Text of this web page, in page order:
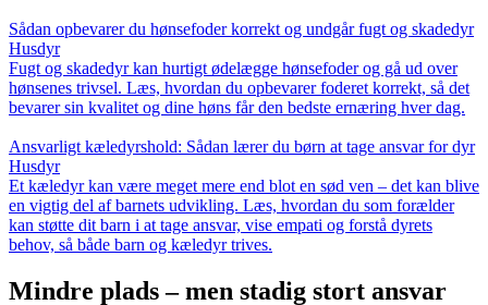
Sådan opbevarer du hønsefoder korrekt og undgår fugt og skadedyr
Husdyr
Fugt og skadedyr kan hurtigt ødelægge hønsefoder og gå ud over
hønsenes trivsel. Læs, hvordan du opbevarer foderet korrekt, så det
bevarer sin kvalitet og dine høns får den bedste ernæring hver dag.
Ansvarligt kæledyrshold: Sådan lærer du børn at tage ansvar for dyr
Husdyr
Et kæledyr kan være meget mere end blot en sød ven – det kan blive
en vigtig del af barnets udvikling. Læs, hvordan du som forælder
kan støtte dit barn i at tage ansvar, vise empati og forstå dyrets
behov, så både barn og kæledyr trives.
Mindre plads – men stadig stort ansvar